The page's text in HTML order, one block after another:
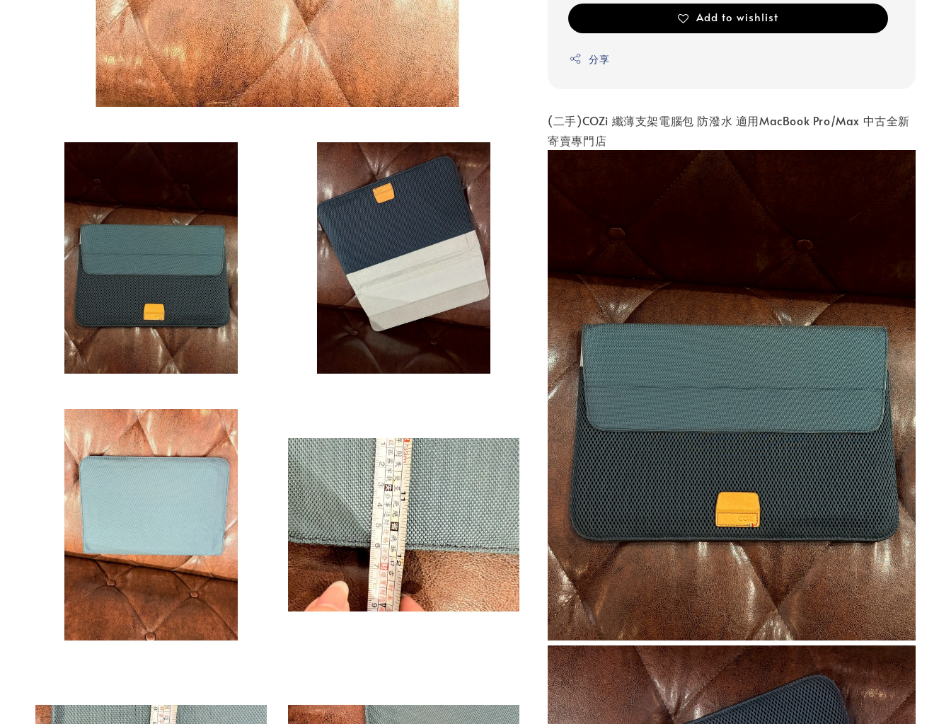
Add to wishlist
分享
(二手)COZi 纖薄支架電腦包 防潑水 適用MacBook Pro/Max 中古全新
寄賣專門店